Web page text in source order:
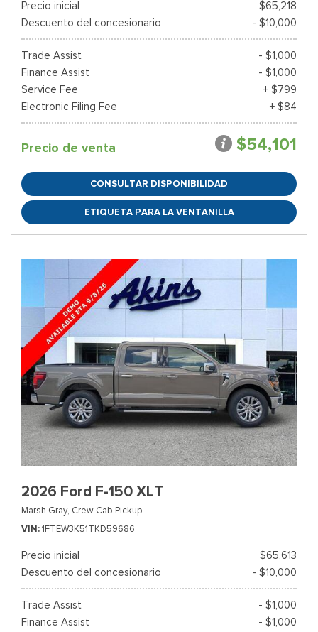
Precio inicial
$65,218
Descuento del concesionario
- $10,000
Trade Assist
- $1,000
Finance Assist
- $1,000
Service Fee
+ $799
Electronic Filing Fee
+ $84
Precio de venta $54,101
CONSULTAR DISPONIBILIDAD
ETIQUETA PARA LA VENTANILLA
2026 Ford F-150 XLT
Marsh Gray, Crew Cab Pickup
VIN 1FTEW3K51TKD59686
Precio inicial
$65,613
Descuento del concesionario
- $10,000
Trade Assist
- $1,000
Finance Assist
- $1,000